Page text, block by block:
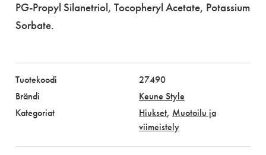
PG-Propyl Silanetriol, Tocopheryl Acetate, Potassium
Sorbate.
Tuotekoodi
27490
Brändi
Keune Style
Kategoriat
Hiukset, Muotoilu ja
viimeistely